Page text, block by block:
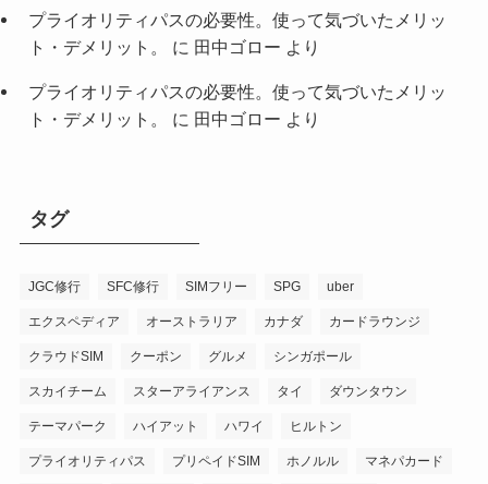
プライオリティパスの必要性。使って気づいたメリッ
ト・デメリット。
に 田中ゴロー より
プライオリティパスの必要性。使って気づいたメリッ
ト・デメリット。
に 田中ゴロー より
タグ
JGC修行 SFC修行 SIMフリー SPG uber
エクスペディア オーストラリア カナダ カードラウンジ
クラウドSIM クーポン グルメ シンガポール
スカイチーム スターアライアンス タイ ダウンタウン
テーマパーク ハイアット ハワイ ヒルトン
プライオリティパス プリペイドSIM ホノルル マネパカード